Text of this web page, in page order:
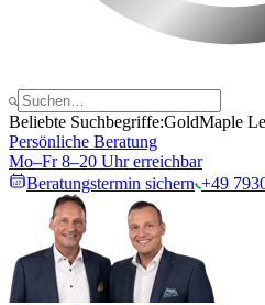
Beliebte Suchbegriffe:GoldMaple
Persönliche Beratung
Mo–Fr 8–20 Uhr erreichbar
Beratungstermin sichern +49